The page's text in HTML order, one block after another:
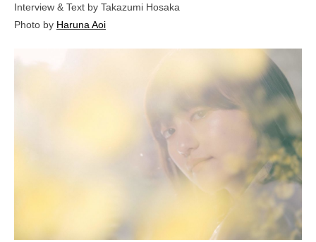
Interview & Text by Takazumi Hosaka
Photo by Haruna Aoi